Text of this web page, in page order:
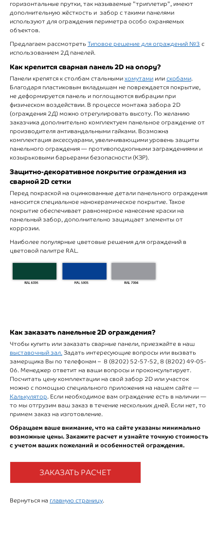
горизонтальные прутки, так называемые "триплетир", имеют
дополнительную жёсткость и забор с такими панелями
используют для ограждения периметра особо охраняемых
объектов.
Предлагаем рассмотреть Типовое решение для ограждений №3 с
использованием 2Д панелей.
Как крепится сварная панель 2D на опору?
Панели крепятся к столбам стальными хомутами или скобами.
Благодаря пластиковым вкладышам не повреждается покрытие,
не деформируется панель и поглощаются вибрации при
физическом воздействии. В процессе монтажа забора 2D
(ограждения 2Д) можно отрегулировать высоту. По желанию
заказчика дополнительно комплектуем панельное ограждение от
производителя антивандальными гайками. Возможна
комплектация аксессуарами, увеличивающими уровень защиты
панельного ограждения ― противоподкопными заграждениями и
козырьковыми барьерами безопасности (КЗР).
Защитно-декоративное покрытие ограждения из
сварной 2D сетки
Перед покраской на оцинкованные детали панельного ограждения
наносится специальное нанокерамическое покрытие. Такое
покрытие обеспечивает равномерное нанесение краски на
панельный забор, дополнительно защищает элементы от
коррозии.
Наиболее популярные цветовые решения для ограждений в
цветовой палитре RAL.
Как заказать панельные 2D ограждения?
Чтобы купить или заказать сварные панели, приезжайте в наш
выставочный зал. Задать интересующие вопросы или вызвать
замерщика Вы по телефонам – 8 (8202) 52-57-52, 8 (8202) 49-05-
06. Менеджер ответит на ваши вопросы и проконсультирует.
Посчитать цену комплектации на свой забор 2D или участок
можно с помощью специального приложения на нашем сайте —
Калькулятор. Если необходимое вам ограждение есть в наличии —
то мы отгрузим ваш заказ в течение нескольких дней. Если нет, то
примем заказ на изготовление.
Обращаем ваше внимание, что на сайте указаны минимально
возможные цены. Закажите расчет и узнайте точную стоимость
с учетом ваших пожеланий и особенностей ограждения.
ЗАКАЗАТЬ РАСЧЕТ
Вернуться на главную страницу.